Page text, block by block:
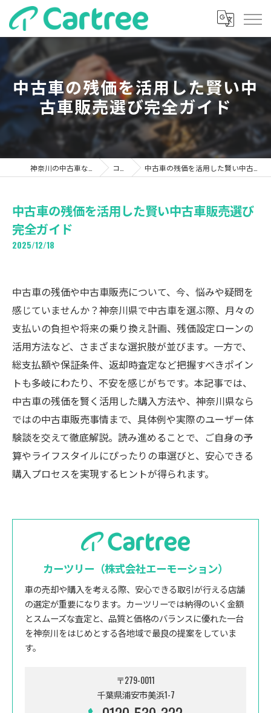
中古車の残価を活用した賢い中
古車販売選び完全ガイド
コラム 中古車の残価を活用した賢い中古車販売選び完全ガイド
中古車の残価を活用した賢い中古車販売選び
完全ガイド
2025/12/18
中古車の残価や中古車販売について、今、悩みや疑問を
感じていませんか？神奈川県で中古車を選ぶ際、月々の
支払いの負担や将来の乗り換え計画、残価設定ローンの
活用方法など、さまざまな選択肢が並びます。一方で、
総支払額や保証条件、返却時査定など把握すべきポイン
トも多岐にわたり、不安を感じがちです。本記事では、
中古車の残価を賢く活用した購入方法や、神奈川県なら
ではの中古車販売事情まで、具体例や実際のユーザー体
験談を交えて徹底解説。読み進めることで、ご自身の予
算やライフスタイルにぴったりの車選びと、安心できる
購入プロセスを実現するヒントが得られます。
カーツリー（株式会社エーモーション）
車の売却や購入を考える際、安心できる取引が行える店舗
の選定が重要になります。カーツリーでは納得のいく金額
とスムーズな査定と、品質と価格のバランスに優れた一台
を神奈川をはじめとする各地域で最良の提案をしていま
す。
〒279-0011
千葉県浦安市美浜1-7